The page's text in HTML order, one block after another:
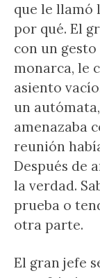
que le llamó
por qué. El
con un
monarca, le
asiento
un
amenazaba
reunión
Después de
la verdad.
prueba o
otra parte.
El gran jefe